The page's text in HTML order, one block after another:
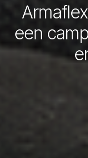
een